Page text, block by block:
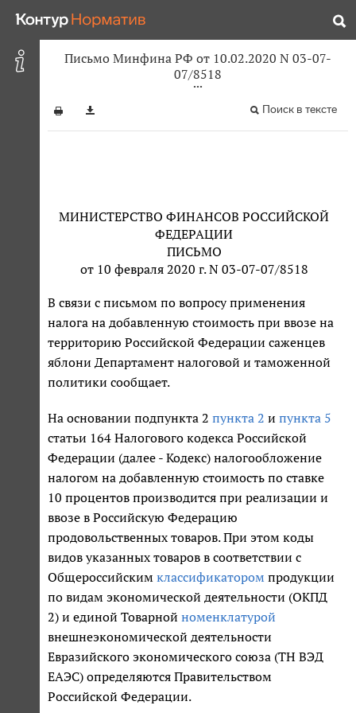
Письмо Минфина РФ от 10.02.2020 N 03-07-
07/8518
Поиск в тексте
МИНИСТЕРСТВО ФИНАНСОВ РОССИЙСКОЙ
ФЕДЕРАЦИИ
ПИСЬМО
от 10 февраля 2020 г. N 03-07-07/8518
В связи с письмом по вопросу применения
налога на добавленную стоимость при ввозе на
территорию Российской Федерации саженцев
яблони Департамент налоговой и таможенной
политики сообщает.
На основании подпункта 2 пункта 2 и пункта 5
статьи 164 Налогового кодекса Российской
Федерации (далее - Кодекс) налогообложение
налогом на добавленную стоимость по ставке
10 процентов производится при реализации и
ввозе в Российскую Федерацию
продовольственных товаров. При этом коды
видов указанных товаров в соответствии с
Общероссийским классификатором продукции
по видам экономической деятельности (ОКПД
2) и единой Товарной номенклатурой
внешнеэкономической деятельности
Евразийского экономического союза (ТН ВЭД
ЕАЭС) определяются Правительством
Российской Федерации.